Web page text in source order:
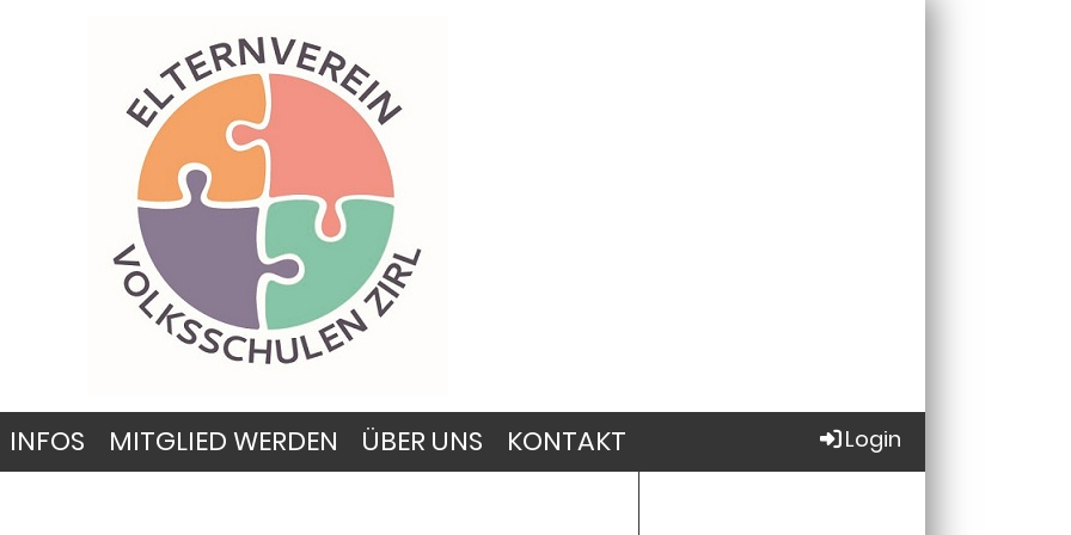
INFOS MITGLIED WERDEN ÜBER UNS KONTAKT Login